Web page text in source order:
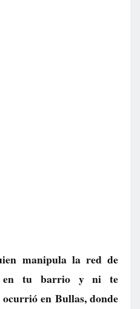
manipula la red de
en tu barrio y ni te
en Bullas, donde